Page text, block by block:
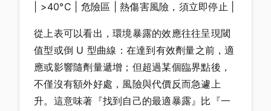
| >40°C | 危險區 | 熱傷害風險，須立即停止 |
從上表可以看出，環境暴露的效應往往呈現閾
值型或倒 U 型曲線：在達到有效劑量之前，適
應或影響隨劑量遞增；但超過某個臨界點後，
不僅沒有額外好處，風險與代價反而急遽上
升。這意味著『找到自己的最適暴露』比『一